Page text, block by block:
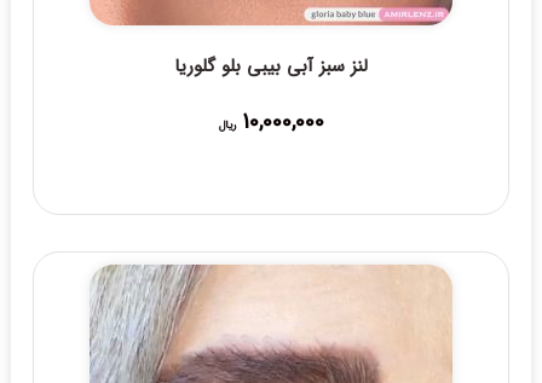
لنز سبز آبی بیبی بلو گلوریا
10,000,000 ریال